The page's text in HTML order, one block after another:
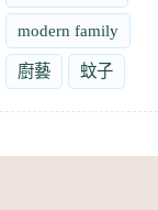
modern family
廚藝 蚊子